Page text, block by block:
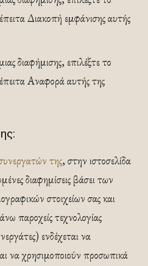
Διακοπή εμφάνισης αυτής
διαφήμισης, επιλέξτε το
Αναφορά αυτής της
της, στην ιστοσελίδα
διαφημίσεις βάσει των
στοιχείων σας και
παροχείς τεχνολογίας
ενδέχεται να
να χρησιμοποιούν προσωπικά